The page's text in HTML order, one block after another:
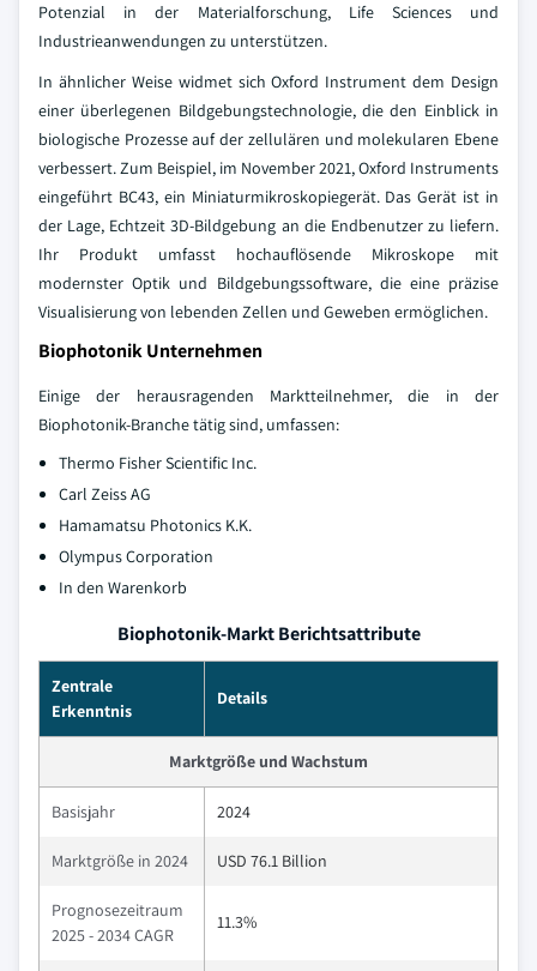
Potenzial in der Materialforschung, Life Sciences und
Industrieanwendungen zu unterstützen.
In ähnlicher Weise widmet sich Oxford Instrument dem Design
einer überlegenen Bildgebungstechnologie, die den Einblick in
biologische Prozesse auf der zellulären und molekularen Ebene
verbessert. Zum Beispiel, im November 2021, Oxford Instruments
eingeführt BC43, ein Miniaturmikroskopiegerät. Das Gerät ist in
der Lage, Echtzeit 3D-Bildgebung an die Endbenutzer zu liefern.
Ihr Produkt umfasst hochauflösende Mikroskope mit
modernster Optik und Bildgebungssoftware, die eine präzise
Visualisierung von lebenden Zellen und Geweben ermöglichen.
Biophotonik Unternehmen
Einige der herausragenden Marktteilnehmer, die in der
Biophotonik-Branche tätig sind, umfassen:
Thermo Fisher Scientific Inc.
Carl Zeiss AG
Hamamatsu Photonics K.K.
Olympus Corporation
In den Warenkorb
Biophotonik-Markt Berichtsattribute
Zentrale
Erkenntnis
Details
Marktgröße und Wachstum
Basisjahr 2024
Marktgröße in 2024 USD 76.1 Billion
Prognosezeitraum
2025 - 2034 CAGR
11.3%